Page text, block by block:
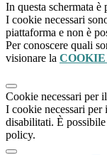
In questa schermata
I cookie necessari
piattaforma e non è
Per conoscere quali
visionare la
Cookie necessari per
I cookie necessari per
disabilitati. È
policy.